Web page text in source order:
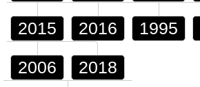
2015 2016 1995
2006 2018